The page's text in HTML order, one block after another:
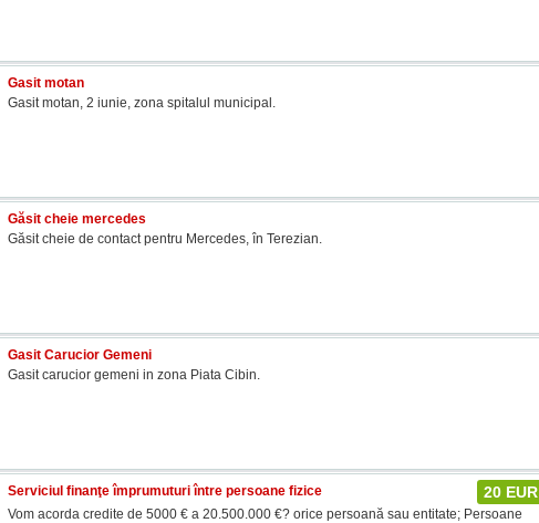
Gasit motan
Gasit motan, 2 iunie, zona spitalul municipal.
Găsit cheie mercedes
Găsit cheie de contact pentru Mercedes, în Terezian.
Gasit Carucior Gemeni
Gasit carucior gemeni in zona Piata Cibin.
20 EUR
Serviciul finanţe împrumuturi între persoane fizice
Vom acorda credite de 5000 € a 20.500.000 €? orice persoană sau entitate; Persoane